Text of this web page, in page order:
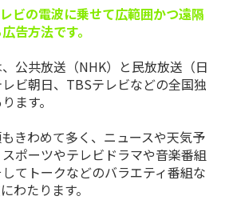
ビの電波に乗せて広範囲かつ遠隔
告方法です。
公共放送（NHK）と民放放送（日
ビ朝日、TBSテレビなどの全国独
ます。
きわめて多く、ニュースや天気予
ポーツやテレビドラマや音楽番組
てトークなどのバラエティ番組な
わたります。